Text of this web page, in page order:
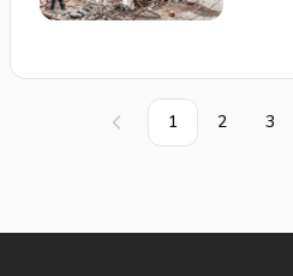
找來
損官司
面實施
上一頁 1 2 3